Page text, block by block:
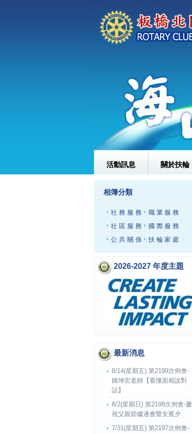
活動訊息 關於扶輪
相簿分類
社務服務
職業服務
社區服務
國際服務
公共關係
扶輪家庭
2026-2027 年度主題
最新消息
8/14(星期五) 第2199次例會-
鍾坤宏老師【看懂面相說對
話】
8/2(星期日) 第2198次例會-慶
祝父親節爐邊會暨女賓夕
7/31(星期五) 第2197次例會-